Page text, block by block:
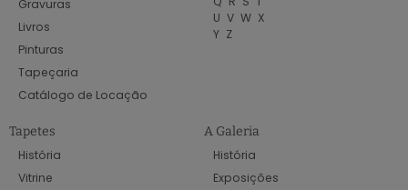
Gravuras
Livros
Pinturas
Tapeçaria
Catálogo de Locação
U V W X
Y Z
Tapetes
História
Vitrine
A Galeria
História
Exposições